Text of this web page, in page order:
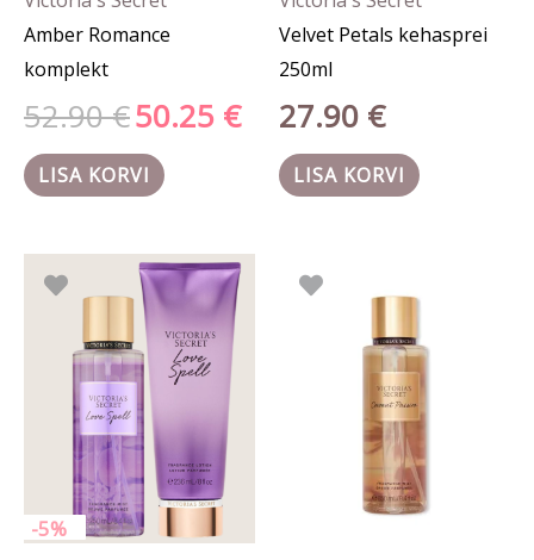
Amber Romance
komplekt
52.90€50.25 €
LISA KORVI
Velvet Petals kehasprei
250ml
27.90 €
LISA KORVI
-5%
Algne
hind
oli:
52.80 €.
Praegune